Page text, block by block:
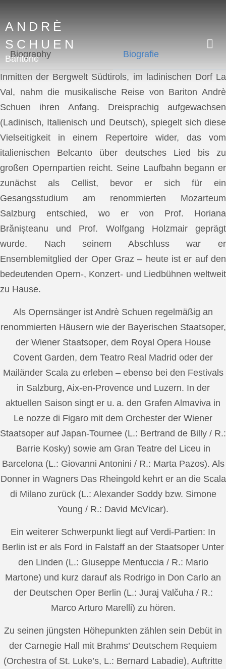
ANDRÈ
SCHUEN
Baritone
Biography Biografie
Inmitten der Bergwelt Südtirols, im ladinischen Dorf La
Val, nahm die musikalische Reise von Bariton Andrè
Schuen ihren Anfang. Dreisprachig aufgewachsen
(Ladinisch, Italienisch und Deutsch), spiegelt sich diese
Vielseitigkeit in einem Repertoire wider, das vom
italienischen Belcanto über deutsches Lied bis zu
großen Opernpartien reicht. Seine Laufbahn begann er
zunächst als Cellist, bevor er sich für ein
Gesangsstudium am renommierten Mozarteum
Salzburg entschied, wo er von Prof. Horiana
Brănișteanu und Prof. Wolfgang Holzmair geprägt
wurde. Nach seinem Abschluss war er
Ensemblemitglied der Oper Graz – heute ist er auf den
bedeutenden Opern-, Konzert- und Liedbühnen weltweit
zu Hause.
Als Opernsänger ist Andrè Schuen regelmäßig an
renommierten Häusern wie der Bayerischen Staatsoper,
der Wiener Staatsoper, dem Royal Opera House
Covent Garden, dem Teatro Real Madrid oder der
Mailänder Scala zu erleben – ebenso bei den Festivals
in Salzburg, Aix-en-Provence und Luzern. In der
aktuellen Saison singt er u. a. den Grafen Almaviva in
Le nozze di Figaro mit dem Orchester der Wiener
Staatsoper auf Japan-Tournee (L.: Bertrand de Billy / R.:
Barrie Kosky) sowie am Gran Teatre del Liceu in
Barcelona (L.: Giovanni Antonini / R.: Marta Pazos). Als
Donner in Wagners Das Rheingold kehrt er an die Scala
di Milano zurück (L.: Alexander Soddy bzw. Simone
Young / R.: David McVicar).
Ein weiterer Schwerpunkt liegt auf Verdi-Partien: In
Berlin ist er als Ford in Falstaff an der Staatsoper Unter
den Linden (L.: Giuseppe Mentuccia / R.: Mario
Martone) und kurz darauf als Rodrigo in Don Carlo an
der Deutschen Oper Berlin (L.: Juraj Valčuha / R.:
Marco Arturo Marelli) zu hören.
Zu seinen jüngsten Höhepunkten zählen sein Debüt in
der Carnegie Hall mit Brahms’ Deutschem Requiem
(Orchestra of St. Luke’s, L.: Bernard Labadie), Auftritte